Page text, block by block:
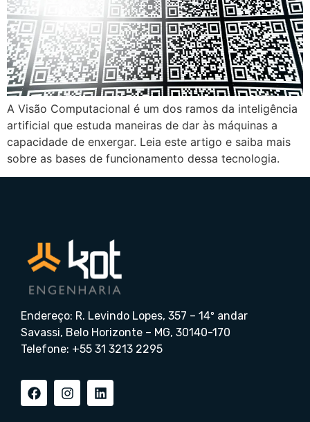
A Visão Computacional é um dos ramos da inteligência
artificial que estuda maneiras de dar às máquinas a
capacidade de enxergar. Leia este artigo e saiba mais
sobre as bases de funcionamento dessa tecnologia.
Endereço: R. Levindo Lopes, 357 – 14º andar
Savassi, Belo Horizonte – MG, 30140-170
Telefone: +55 31 3213 2295